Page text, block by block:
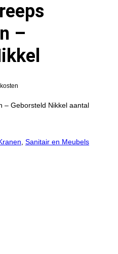
–
– Geborsteld Nikkel aantal
, Sanitair en Meubels